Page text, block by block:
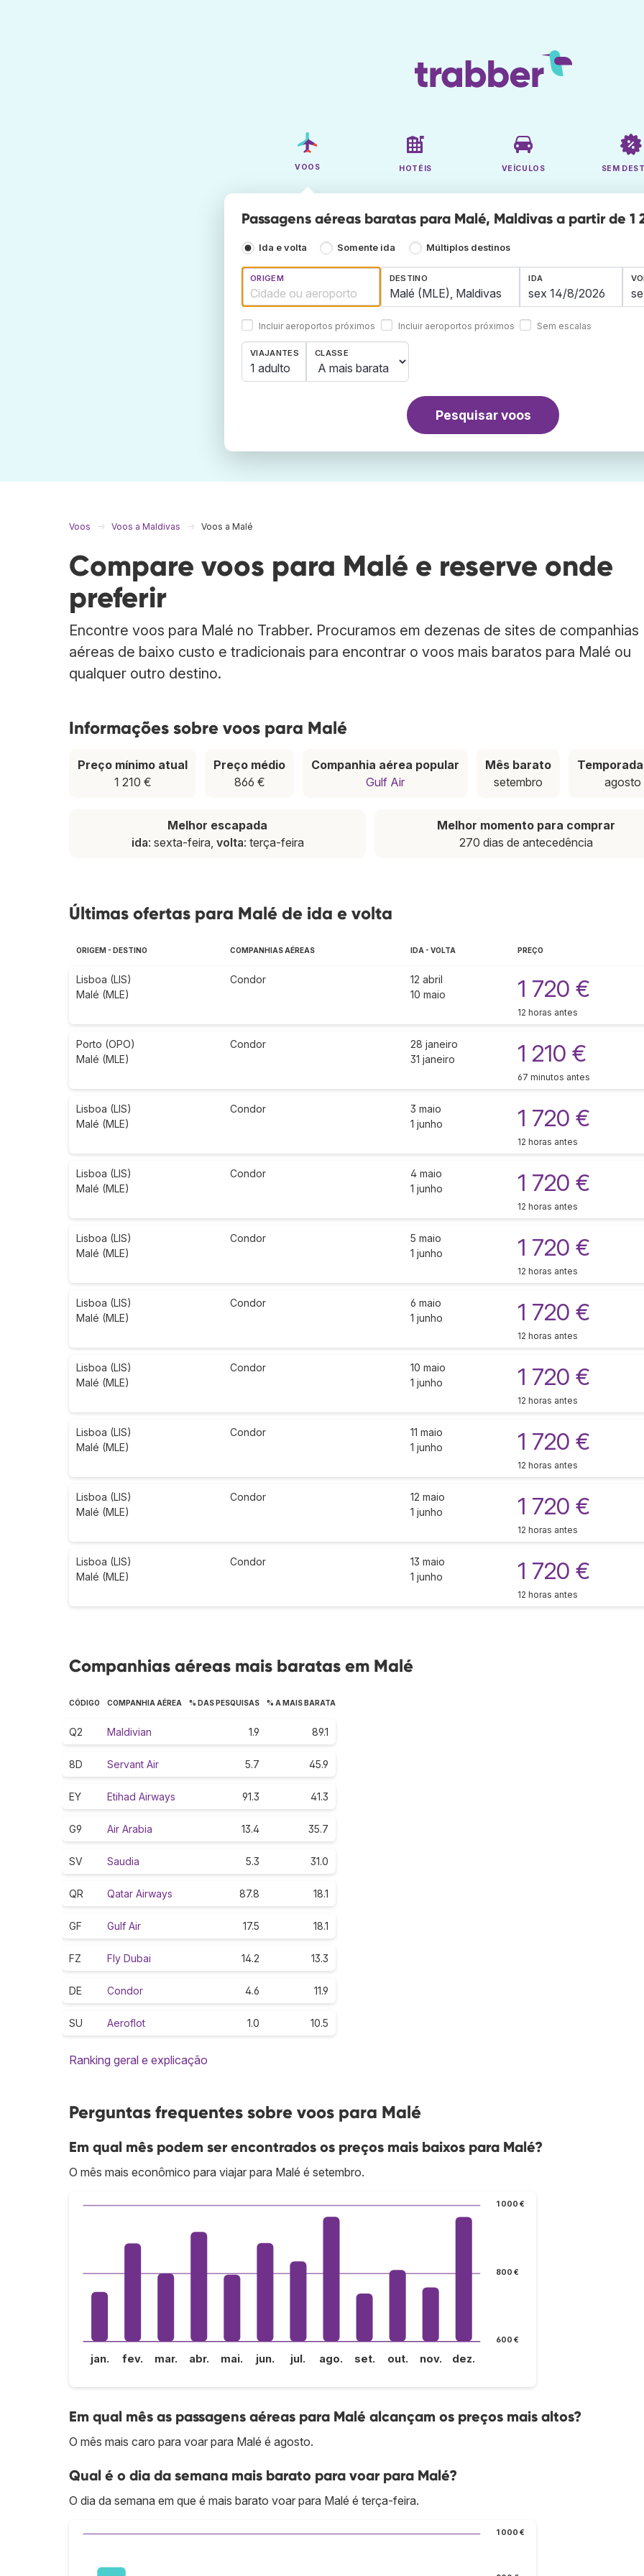
VOOS HOTÉIS VEÍCULOS SEM
Passagens aéreas baratas para Malé, Maldivas a partir de 1
Ida e volta Somente ida Múltiplos destinos
ORIGEM
Incluir aeroportos próximos
DESTINO
Incluir aeroportos próximos
IDA
Sem escalas
VIAJANTES
1 adulto
CLASSE
Pesquisar voos
Voos Voos a Maldivas Voos a Malé
Compare voos para Malé e reserve onde
preferir
Encontre voos para Malé no Trabber. Procuramos em dezenas de sites de companhias
aéreas de baixo custo e tradicionais para encontrar o voos mais baratos para Malé ou
qualquer outro destino.
Informações sobre voos para Malé
Preço mínimo atual
1 210 €
Preço médio
866 €
Companhia aérea popular
Gulf Air
Mês barato
setembro
agosto
Melhor escapada
ida: sexta-feira, volta: terça-feira
Melhor momento para comprar
270 dias de antecedência
Últimas ofertas para Malé de ida e volta
ORIGEM - DESTINO COMPANHIAS AÉREAS IDA - VOLTA PREÇO
Lisboa (LIS)
Malé (MLE)
Condor
12 abril
10 maio
1 720 €
12 horas antes
Porto (OPO)
Malé (MLE)
Condor
28 janeiro
31 janeiro
1 210 €
67 minutos antes
Lisboa (LIS)
Malé (MLE)
Condor
3 maio
1 junho
1 720 €
12 horas antes
Lisboa (LIS)
Malé (MLE)
Condor
4 maio
1 junho
1 720 €
12 horas antes
Lisboa (LIS)
Malé (MLE)
Condor
5 maio
1 junho
1 720 €
12 horas antes
Lisboa (LIS)
Malé (MLE)
Condor
6 maio
1 junho
1 720 €
12 horas antes
Lisboa (LIS)
Malé (MLE)
Condor
10 maio
1 junho
1 720 €
12 horas antes
Lisboa (LIS)
Malé (MLE)
Condor
11 maio
1 junho
1 720 €
12 horas antes
Lisboa (LIS)
Malé (MLE)
Condor
12 maio
1 junho
1 720 €
12 horas antes
Lisboa (LIS)
Malé (MLE)
Condor
13 maio
1 junho
1 720 €
12 horas antes
Companhias aéreas mais baratas em Malé
CÓDIGO COMPANHIA AÉREA % DAS PESQUISAS % A MAIS BARATA
Q2 Maldivian 1.9 89.1
8D Servant Air 5.7 45.9
EY Etihad Airways 91.3 41.3
G9 Air Arabia 13.4 35.7
SV Saudia 5.3 31.0
QR Qatar Airways 87.8 18.1
GF Gulf Air 17.5 18.1
FZ Fly Dubai 14.2 13.3
DE Condor 4.6 11.9
SU Aeroflot 1.0 10.5
Ranking geral e explicação
Perguntas frequentes sobre voos para Malé
Em qual mês podem ser encontrados os preços mais baixos para Malé?
O mês mais econômico para viajar para Malé é setembro.
600 €
800 €
1 000 €
jan. fev. mar. abr. mai. jun. jul. ago. set. out. nov. dez.
Em qual mês as passagens aéreas para Malé alcançam os preços mais altos?
O mês mais caro para voar para Malé é agosto.
Qual é o dia da semana mais barato para voar para Malé?
O dia da semana em que é mais barato voar para Malé é terça-feira.
1 000 €